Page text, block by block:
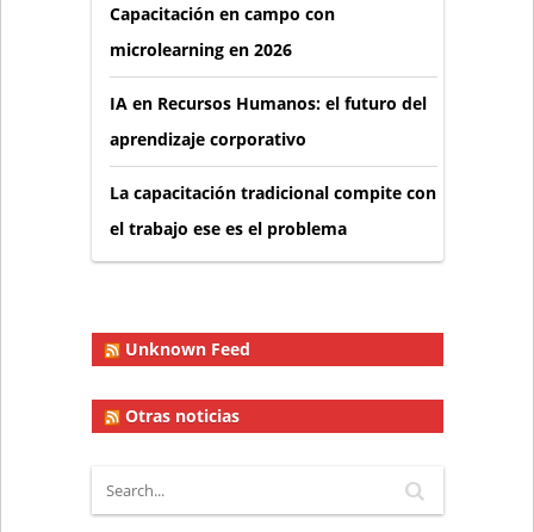
Capacitación en campo con
microlearning en 2026
IA en Recursos Humanos: el futuro del
aprendizaje corporativo
La capacitación tradicional compite con
el trabajo ese es el problema
Unknown Feed
Otras noticias